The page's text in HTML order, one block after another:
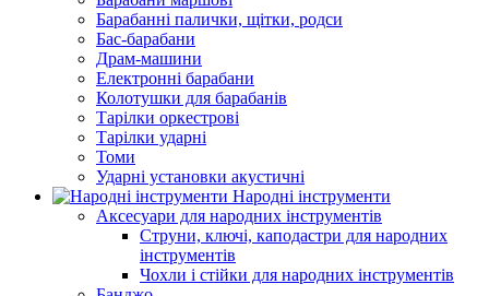
Барабанні палички, щітки, родси
Бас-барабани
Драм-машини
Електронні барабани
Колотушки для барабанів
Тарілки оркестрові
Тарілки ударні
Томи
Ударні установки акустичні
Народні інструменти
Аксесуари для народних інструментів
Струни, ключі, каподастри для народних
інструментів
Чохли і стійки для народних інструментів